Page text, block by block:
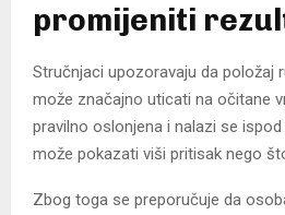
promijeniti
Stručnjaci upozoravaju da položaj
može značajno uticati na očitane
pravilno oslonjena i nalazi se
može pokazati viši pritisak nego
Zbog toga se preporučuje da